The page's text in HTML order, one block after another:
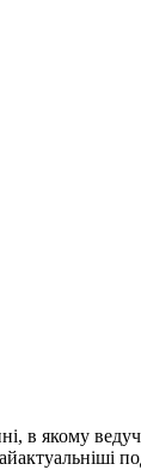
в якому